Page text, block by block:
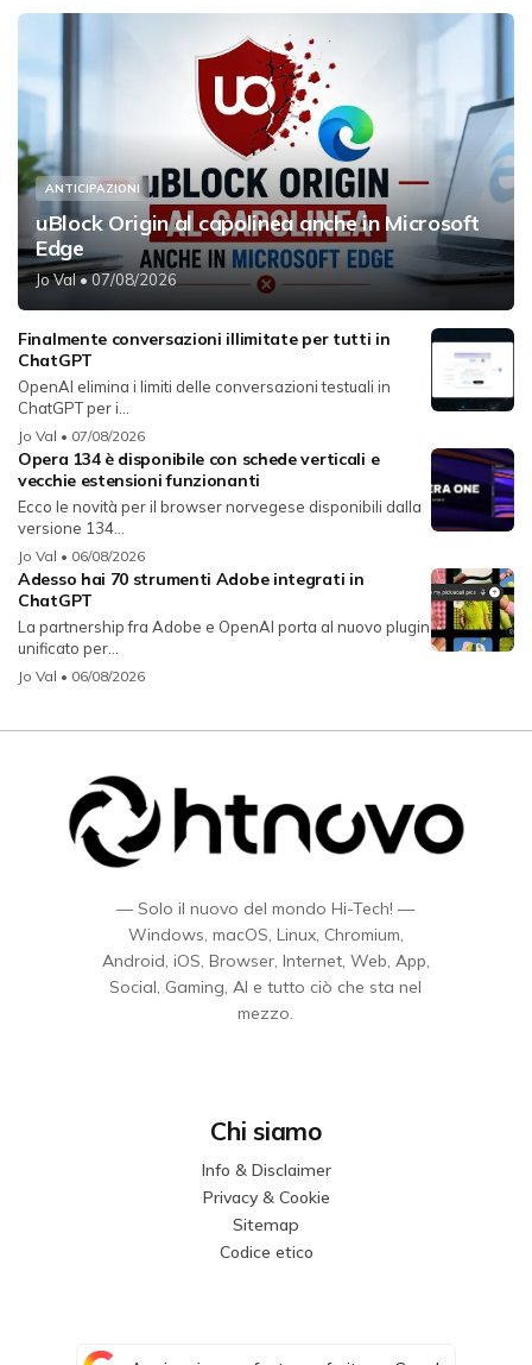
ANTICIPAZIONI
uBlock Origin al capolinea anche in Microsoft
Edge
Jo Val• 07/08/2026
Finalmente conversazioni illimitate per tutti in
ChatGPT
OpenAI elimina i limiti delle conversazioni testuali in
ChatGPT per i...
Jo Val • 07/08/2026
Opera 134 è disponibile con schede verticali e
vecchie estensioni funzionanti
Ecco le novità per il browser norvegese disponibili dalla
versione 134...
Jo Val • 06/08/2026
Adesso hai 70 strumenti Adobe integrati in
ChatGPT
La partnership fra Adobe e OpenAI porta al nuovo plugin
unificato per...
Jo Val • 06/08/2026
— Solo il nuovo del mondo Hi-Tech! —
Windows, macOS, Linux, Chromium,
Android, iOS, Browser, Internet, Web, App,
Social, Gaming, AI e tutto ciò che sta nel
mezzo.
Chi siamo
Info & Disclaimer
Privacy & Cookie
Sitemap
Codice etico